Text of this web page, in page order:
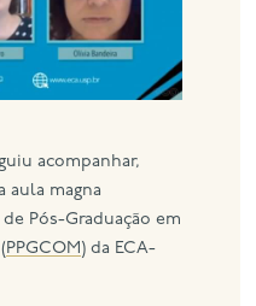
aula magna
Pós-Graduação em
PPGCOM) da ECA-